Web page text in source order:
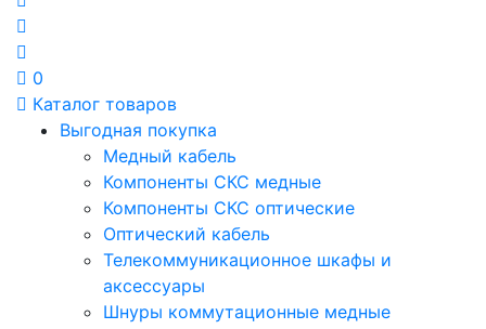
0
Каталог товаров
Выгодная покупка
Медный кабель
Компоненты СКС медные
Компоненты СКС оптические
Оптический кабель
Телекоммуникационное шкафы и
аксессуары
Шнуры коммутационные медные